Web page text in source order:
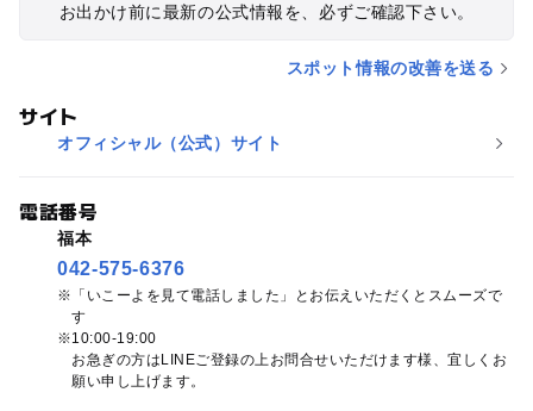
お出かけ前に最新の公式情報を、必ずご確認下さい。
スポット情報の改善を送る
サイト
オフィシャル（公式）サイト
電話番号
福本
042-575-6376
「いこーよを見て電話しました」とお伝えいただくとスムーズで
す
10:00-19:00
お急ぎの方はLINEご登録の上お問合せいただけます様、宜しくお
願い申し上げます。